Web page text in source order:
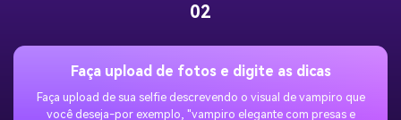
02
Faça upload de fotos e digite as dicas
Faça upload de sua selfie descrevendo o visual de vampiro que
você deseja-por exemplo, "vampiro elegante com presas e